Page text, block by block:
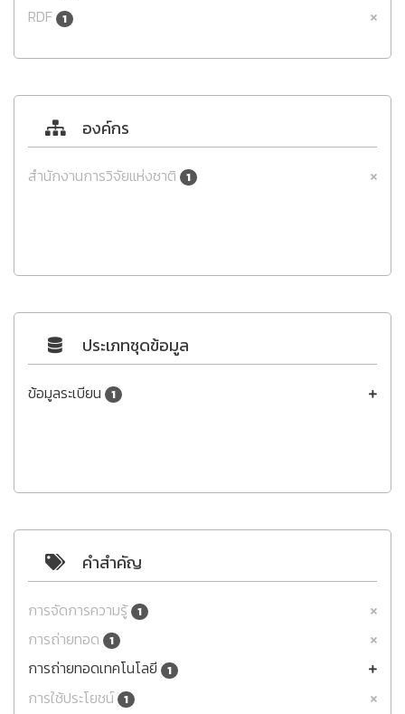
RDF 1
องค์กร
สำนักงานการวิจัยแห่งชาติ 1
ประเภทชุดข้อมูล
ข้อมูลระเบียน 1
คำสำคัญ
การจัดการความรู้ 1
การถ่ายทอด 1
การถ่ายทอดเทคโนโลยี 1
การใช้ประโยชน์ 1